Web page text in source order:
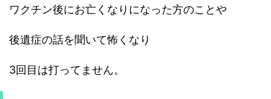
ワクチン後にお亡くなりになった方のことや
後遺症の話を聞いて怖くなり
3回目は打ってません。